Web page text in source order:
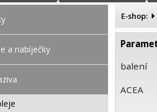
a nabíječky
E-shop:
balení
ACEA